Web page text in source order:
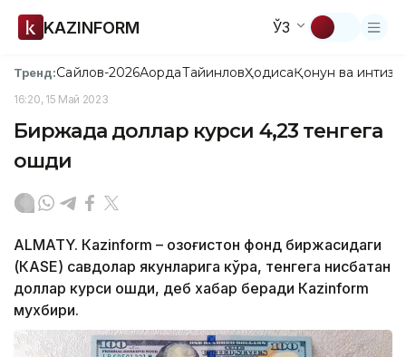
KAZINFORM ЎЗ
Тренд:Сайлов-2026АқордаТайинловҲодисаҚонун ва
16:20, 15 Май 2023
Биржада доллар курси 4,23 тенгега
ошди
ALMATY. Кazinform – Қозоғистон фонд биржасидаги
(КАSЕ) савдолар якунларига кўра, тенгега нисбатан
доллар курси ошди, деб хабар беради Кazinform
мухбири.